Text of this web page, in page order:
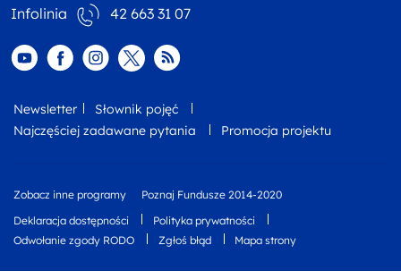
Infolinia 42 663 31 07
Menu social media
Nasz serwis na youtube
Nasz serwis na facebook
Nasz serwis na Instagramie
Nasz serwis na twiterze
Kanał RSS
footer nav first
Newsletter
Słownik pojęć
Najczęściej zadawane pytania
Promocja projektu
footer nav second
Zobacz inne programy Poznaj Fundusze 2014-2020
footer nav third
Deklaracja dostępności
Polityka prywatności
Odwołanie zgody RODO
Zgłoś błąd Mapa strony